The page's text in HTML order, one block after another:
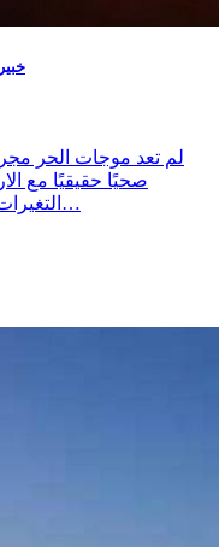
لم تعد موجات الحر
صحيًا حقيقيًا مع
التغيرات المناخية. وتشير التقديرات إلى أن مئات…